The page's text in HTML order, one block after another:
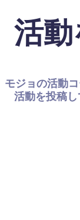
活
モジョの活動
活動を投稿